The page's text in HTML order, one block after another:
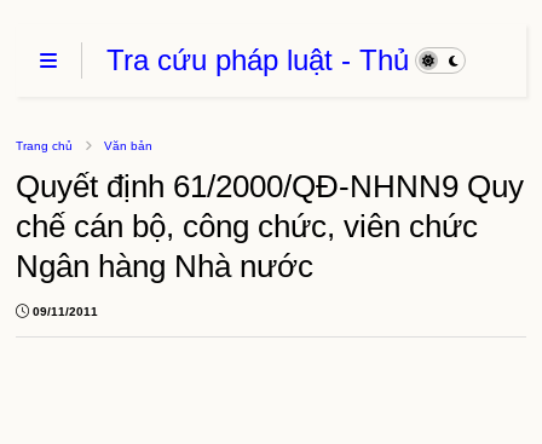
Tra cứu pháp luật - Thủ
thuật phần mềm
Trang chủ Văn bản
Quyết định 61/2000/QĐ-NHNN9 Quy
chế cán bộ, công chức, viên chức
Ngân hàng Nhà nước
09/11/2011